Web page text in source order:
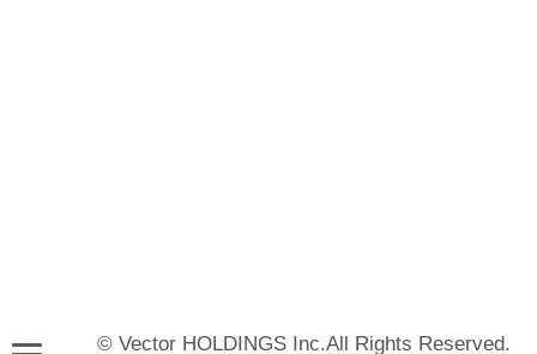
© Vector HOLDINGS Inc.All Rights Reserved.